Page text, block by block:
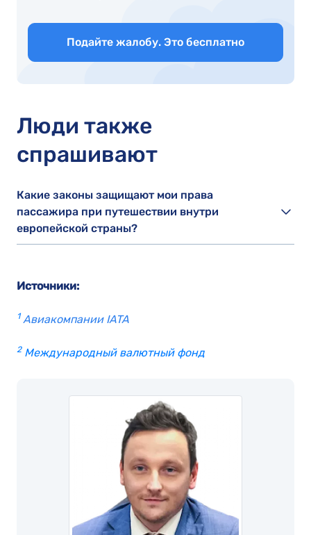
Подайте жалобу. Это бесплатно
Люди также
спрашивают
Какие законы защищают мои права
пассажира при путешествии внутри
европейской страны?
Источники:
1 Авиакомпании IATA
2 Международный валютный фонд